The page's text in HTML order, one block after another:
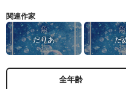
関連作家
だりあ た
全年齢